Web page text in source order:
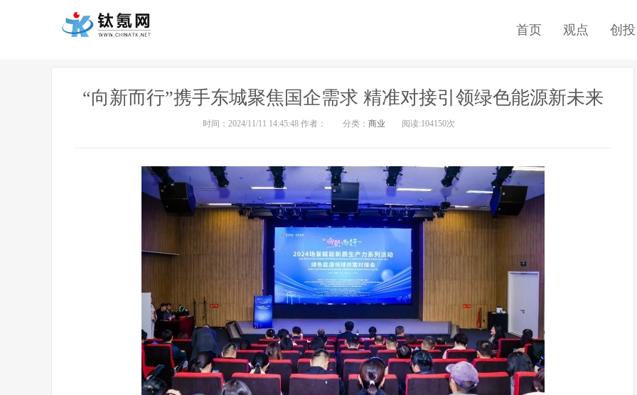
首页 观点 创投
“向新而行”携手东城聚焦国企需求 精准对接引领绿色能源新未来
时间：2024/11/11 14:45:48 作者： 分类： 商业 阅读:104150次